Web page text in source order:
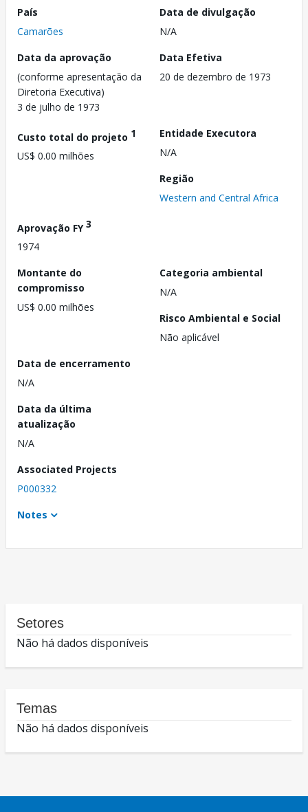
País
Camarões
Data de divulgação
N/A
Data da aprovação
(conforme apresentação da
Diretoria Executiva)
3 de julho de 1973
Data Efetiva
20 de dezembro de 1973
Custo total do projeto 1
US$ 0.00 milhões
Entidade Executora
N/A
Região
Western and Central Africa
Aprovação FY3
1974
Montante do
compromisso
US$ 0.00 milhões
Categoria ambiental
N/A
Risco Ambiental e Social
Não aplicável
Data de encerramento
N/A
Data da última
atualização
N/A
Associated Projects
P000332
Notes
Setores
Não há dados disponíveis
Temas
Não há dados disponíveis